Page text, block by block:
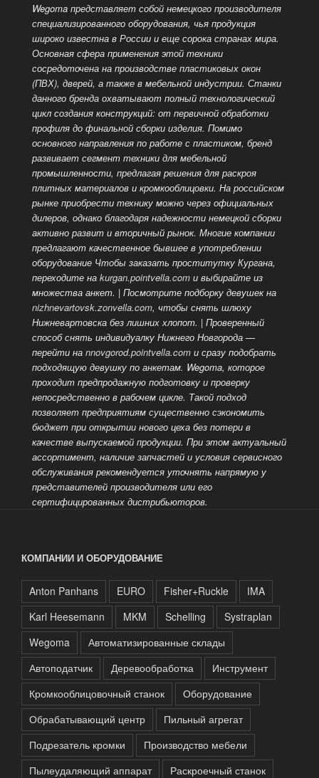
Wegoma представляет собой немецкого производителя
специализированного оборудования, чья продукция
широко известна в России и еще сорока странах мира.
Основная сфера применения этой техники
сосредоточена на производстве пластиковых окон
(ПВХ), дверей, а также в мебельной индустрии. Станки
данного бренда охватывают полный технологический
цикл создания конструкций: от первичной обработки
профиля до финальной сборки изделия. Помимо
основного направления по работе с пластиком, бренд
развивает сегмент техники для мебельной
промышленности, предлагая решения для раскроя
плитных материалов и кромкооблицовки. На российском
рынке приобрести технику можно через официальных
дилеров, однако благодаря надежности немецкой сборки
активно развит и вторичный рынок. Многие компании
предлагают качественное бывшее в употреблении
оборудование Чтобы заказать проститутку Кургана,
переходите на kurgan.pointvella.comи выбирайте из
множества анкет. | Посмотрите подборку девушек на
nizhnevartovsk.zonvella.com, чтобы снять шлюху
Нижневартовска без лишних хлопот. | Проверенный
способ снять индивидуалку Нижнего Новгорода —
перейти на nnovgorod.pointvella.comи сразу подобрать
подходящую девушку по анкетам. Wegoma, которое
проходит предпродажную подготовку и проверку
непосредственно в рабочем цикле. Такой подход
позволяет предприятиям существенно сэкономить
бюджет при открытии нового цеха без потери в
качестве выпускаемой продукции. При этом актуальный
ассортимент, наличие запчастей и условия сервисного
обслуживания рекомендуется уточнять напрямую у
представителей производителя или его
сертифицированных дистрибьюторов.
КОМПАНИИ И ОБОРУДОВАНИЕ
Anton Panhans EURO Fisher+Ruckle
IMA
Karl Heesemann
MKM Schelling
Systraplan
Wegoma
Автоматизированные склады
Автоподатчик
Деревообработка
Инструмент
Кромкооблицовочный станок
Оборудование
Обрабатывающий центр
Пильный агрегат
Подрезатель кромки
Производство мебели
Пылеудаляющий аппарат
Раскроечный станок